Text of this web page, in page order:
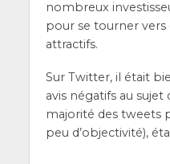
nom­breux
pour se tour­ner vers
attractifs.
Sur Twit­ter, il était
avis néga­tifs au sujet
majo­ri­té des tweets
peu d’objectivité),